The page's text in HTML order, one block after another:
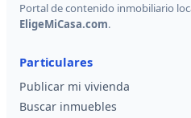
Portal de contenido inmobiliario
EligeMiCasa.com.
Particulares
Publicar mi vivienda
Buscar inmuebles